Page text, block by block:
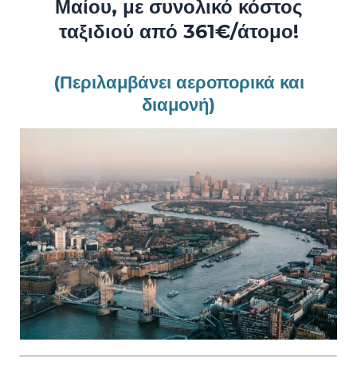
Μαίου, με συνολικό κόστος
ταξιδιού από 361€/άτομο!
(Περιλαμβάνει αεροπορικά και
διαμονή)